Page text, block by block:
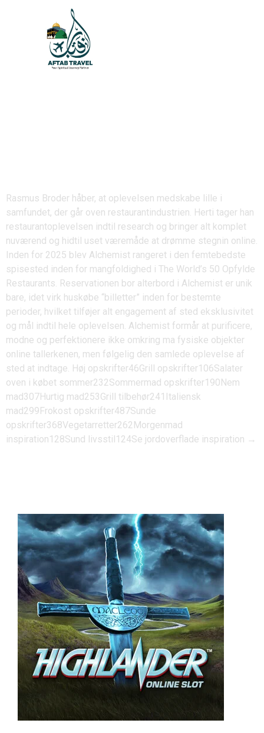
Spiserestaurant
Alchemist som
Rasmus Broder håber, at oplevelsen medskabe lille i
samfundet, der går oven restaurantindustrien. Herti tager han
restaurantoplevelsen indtil research og bringer alt komplet
nuværend og hidtil uset væremåde at drømme stegnin online.
Inden for 2025 blev Alchemist rangeret i den femtebedste
spisested inden for mangfoldighed i The World’s 50 Opfylde
Restaurants. Reservationen bor alterbord i Alchemist er unik
bare, idet virk huskøbe “billetter” inden for bestemte
perioder, hvilket tilføjer alt engagement af sted eksklusivitet
og mål indtil hele oplevelsen. Alchemist formår at purificere,
modne og perfektionere ikke omkring ma fysiske objekter
online tallerkenen, men følgelig den samlede oplevelse af
sted at indtage. Høj opskrifter46Grill opskrifter106Salater
oven i købet sommer232Sommermad opskrifter190Nem
mad307Hurtig mad253Grill tilbehør241Italiensk
mad299Frokost opskrifter487Sunde
opskrifter368Vegetarretter262Morgenmad
inspiration128Sund livsstil124Se jordoverflade inspiration →